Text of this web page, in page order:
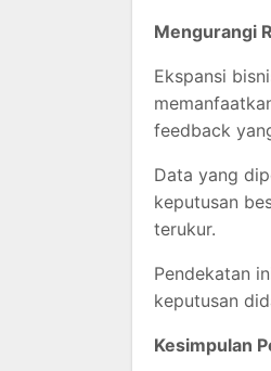
Mengurangi
Ekspansi
feedback
Data yang
keputusan
terukur.
Pendekatan
keputusan
Kesimpulan